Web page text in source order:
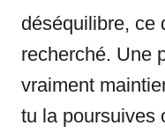
déséquilibre, ce
recherché. Une
vraiment
tu la poursuives